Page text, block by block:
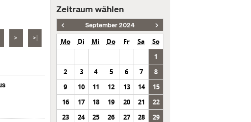
> >|
Zeitraum wählen
September 2024
Mo Di Mi Do Fr Sa
So
1
2
3 4 5 6 7
8
9
10 11 12 13 14
15
16
17 18 19 20 21
22
23
24 25 26 27 28
29